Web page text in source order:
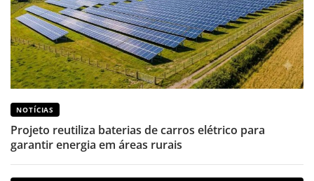
NOTÍCIAS
Projeto reutiliza baterias de carros elétrico para
garantir energia em áreas rurais